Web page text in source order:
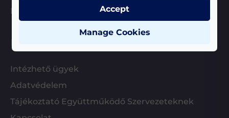
Nemzetközi kapcsolatok
Ügyintézés
Intézhető ügyek
Adatvédelem
Tájékoztató Együttműködő Szervezeteknek
Manage Cookies
Accept